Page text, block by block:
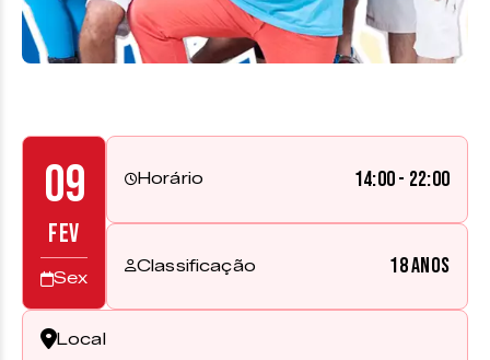
09
FEV
Sex
Horário 14:00 - 22:00
Classificação 18 anos
Local